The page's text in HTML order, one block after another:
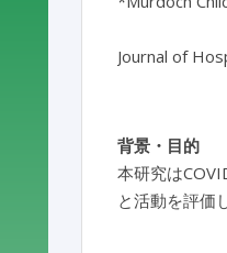
Journal of
背景・目的
本研究は
と活動を評価